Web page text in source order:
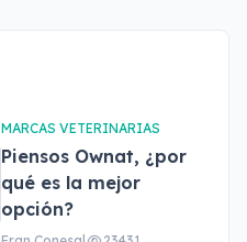
MARCAS VETERINARIAS
Piensos Ownat, ¿por
qué es la mejor
opción?